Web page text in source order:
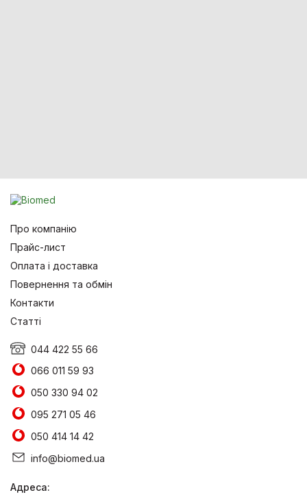
Про компанію
Прайс-лист
Оплата і доставка
Повернення та обмін
Контакти
Статті
044 422 55 66
066 011 59 93
050 330 94 02
095 271 05 46
050 414 14 42
info@biomed.ua
Адреса: